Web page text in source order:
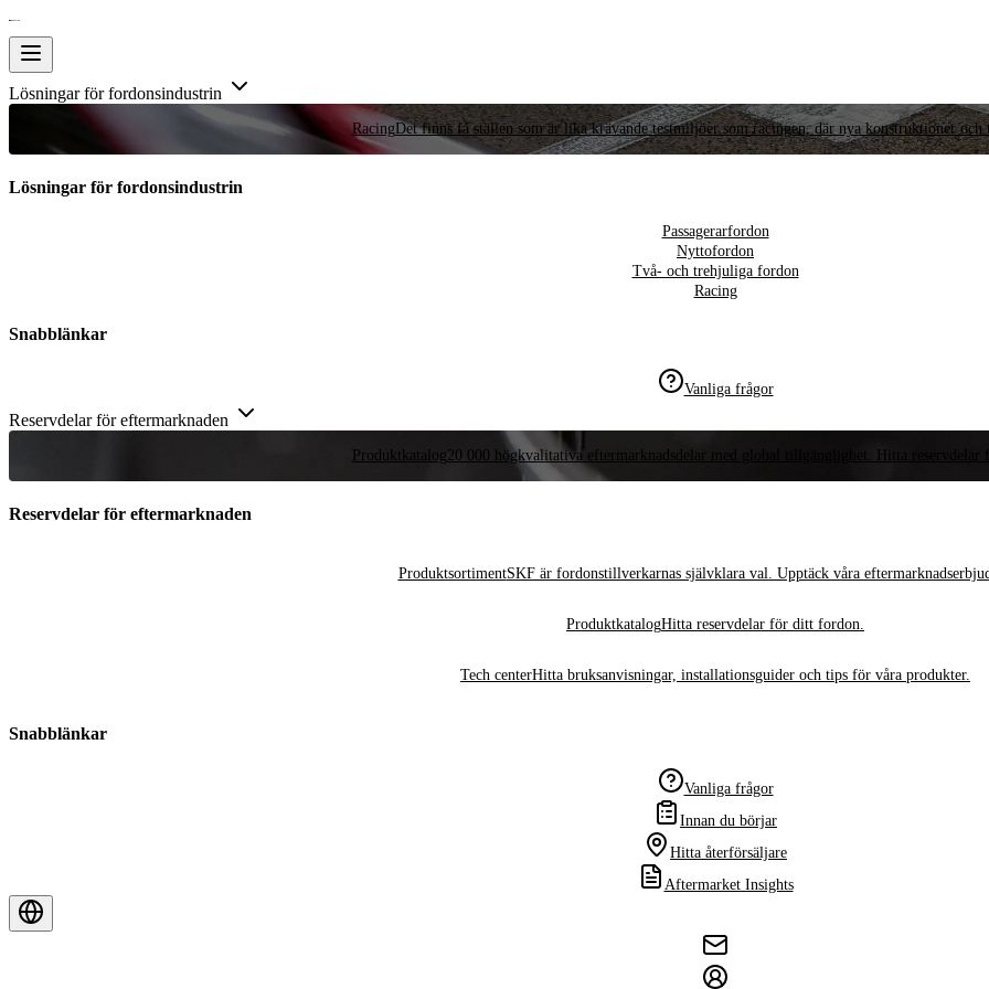
Lösningar för fordonsindustrin
RacingDet finns få ställen som är lika krävande testmiljöer som racingen, där nya konstruktioner och
Lösningar för fordonsindustrin
Passagerarfordon
Nyttofordon
Två- och trehjuliga fordon
Racing
Snabblänkar
Vanliga frågor
Reservdelar för eftermarknaden
Produktkatalog20 000 högkvalitativa eftermarknadsdelar med global tillgänglighet. Hitta reservdelar
Reservdelar för eftermarknaden
ProduktsortimentSKF är fordonstillverkarnas självklara val. Upptäck våra
ProduktkatalogHitta reservdelar för ditt fordon.
Tech centerHitta bruksanvisningar, installationsguider och tips för våra produkter.
Snabblänkar
Vanliga frågor
Innan du börjar
Hitta återförsäljare
Aftermarket Insights